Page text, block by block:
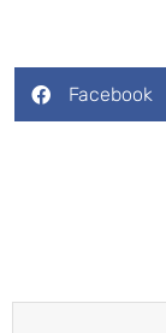
Facebook